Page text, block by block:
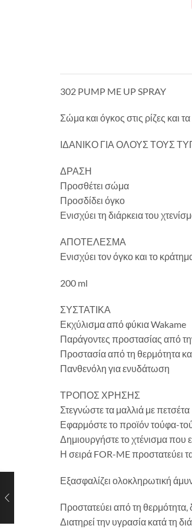
302 PUMP ME UP SPRAY
Σώμα και όγκος στις ρίζες και
ΙΔΑΝΙΚΟ ΓΙΑ ΟΛΟΥΣ ΤΟΥΣ
ΔΡΑΣΗ
Προσθέτει σώμα
Προσδίδει όγκο
Ενισχύει τη διάρκεια του
ΑΠΟΤΕΛΕΣΜΑ
Ενισχύει τον όγκο και το
200 ml
ΣΥΣΤΑΤΙΚΑ
Εκχύλισμα από φύκια Wakame
Παράγοντες προστασίας από
Προστασία από τη θερμότητα
Πανθενόλη για ενυδάτωση
ΤΡΟΠΟΣ ΧΡΗΣΗΣ
Στεγνώστε τα μαλλιά με πετσέτα
Εφαρμόστε το προϊόν τούφα-
Δημιουργήστε το χτένισμα που
Η σειρά FOR-ME προστατεύει
Εξασφαλίζει ολοκληρωτική
Προστατεύει από τη
Διατηρεί την υγρασία κατά τη